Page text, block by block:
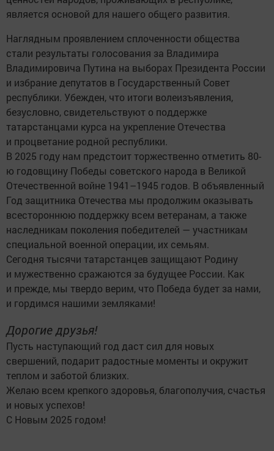
является основой для нашего общего развития.
Наглядным проявлением сплоченности общества
стали результаты голосования за Владимира
Владимировича Путина на выборах Президента России
и избрание депутатов в Государственный Совет
республики. Убежден, что итоги волеизъявления,
безусловно, свидетельствуют о поддержке
татарстанцами курса на укрепление Отечества
и процветание родной республики.
В 2025 году нам предстоит торжественно отметить 80-
ю годовщину Победы советского народа в Великой
Отечественной войне 1941–1945 годов. В объявленный
Год защитника Отечества мы продолжим оказывать
всестороннюю поддержку всем ветеранам, а также
наследникам поколения победителей — участникам
специальной военной операции, их семьям.
Сегодня тысячи татарстанцев защищают Родину
и мужественно сражаются за будущее России. Как
и прежде, мы твердо верим, что Победа будет за нами,
и гордимся нашими земляками!
Дорогие друзья!
Пусть наступающий год даст сил для новых
свершений, подарит радостные моменты и окружит
теплом и заботой близких.
Желаю всем крепкого здоровья, благополучия, счастья
и новых успехов!
С Новым 2025 годом!